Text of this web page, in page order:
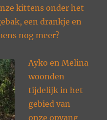
kittens onder het
een drankje en
nog meer?
Ayko en Melina
woonden
tijdelijk in het
gebied van
onze opvang